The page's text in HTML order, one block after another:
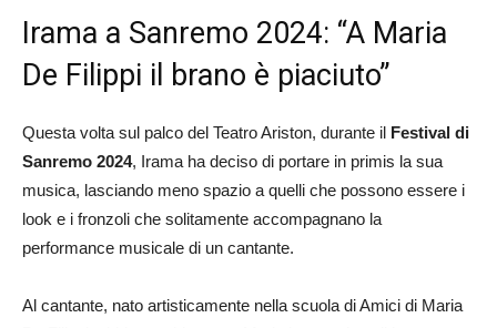
Irama a Sanremo 2024: “A Maria
De Filippi il brano è piaciuto”
Questa volta sul palco del Teatro Ariston, durante il Festival di
Sanremo 2024, Irama ha deciso di portare in primis la sua
musica, lasciando meno spazio a quelli che possono essere i
look e i fronzoli che solitamente accompagnano la
performance musicale di un cantante.
Al cantante, nato artisticamente nella scuola di Amici di Maria